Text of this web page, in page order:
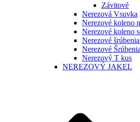
Závitové
Nerezová Vsuvka
Nerezové koleno
Nerezové koleno
Nerezové
Nerezové
Nerezový T kus
NEREZOVÝ JAKEL